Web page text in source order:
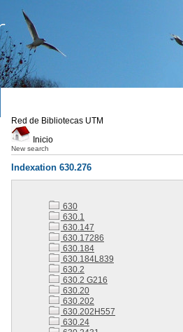
Red de Bibliotecas UTM
Inicio
New search
Indexation 630.276
630
630.1
630.147
630.17286
630.184
630.184L839
630.2
630.2 G216
630.20
630.202
630.202H557
630.24